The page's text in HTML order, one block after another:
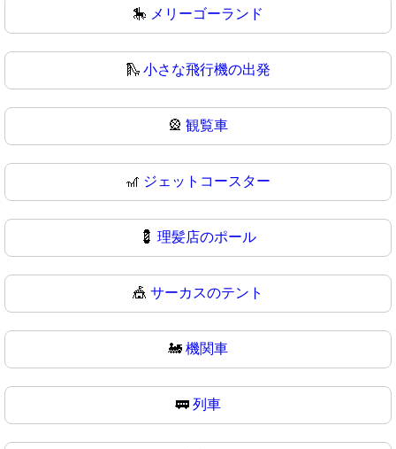
🎠 メリーゴーランド
🛝 小さな飛行機の出発
🎡 観覧車
🎢 ジェットコースター
💈 理髪店のポール
🎪 サーカスのテント
🚂 機関車
🚃 列車